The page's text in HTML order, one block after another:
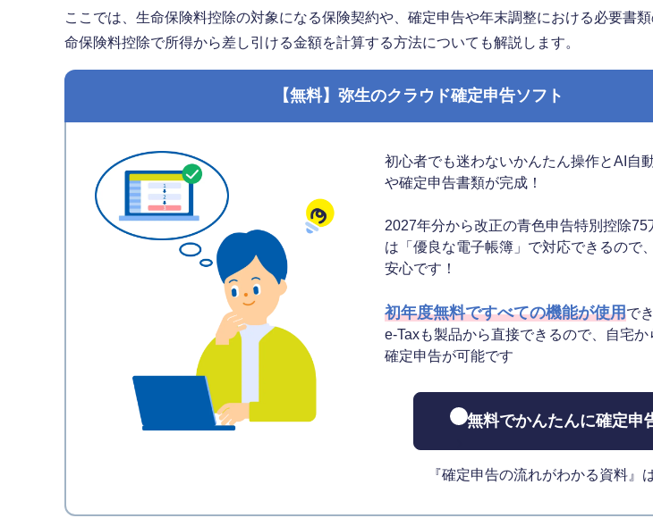
ここでは、生命保険料控除の対象になる保険契約や、確定申告や年末調整における必要書
命保険料控除で所得から差し引ける金額を計算する方法についても解説します。
【無料】弥生のクラウド確定申告ソフト
初心者でも迷わないかんたん操作とAI自
や確定申告書類が完成！
2027年分から改正の青色申告特別控除75
は「優良な電子帳簿」で対応できるので
安心です！
初年度無料ですべての機能が使用で
e-Taxも製品から直接できるので、自宅か
確定申告が可能です
無料でかんたんに確定申
『確定申告の流れがわかる資料』